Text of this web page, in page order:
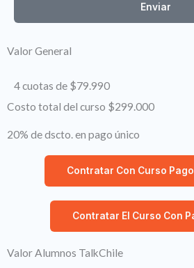
Enviar
Valor General
4 cuotas de $79.990
Costo total del curso $299.000
20% de dscto. en pago único
Contratar Con Curso
Contratar El Curso Con
Valor Alumnos TalkChile